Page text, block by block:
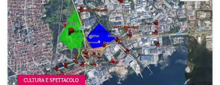
CULTURA E SPETTACOLO